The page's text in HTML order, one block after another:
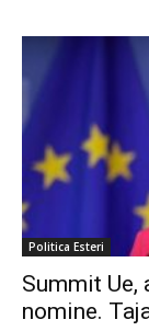
Politica Esteri
Summit Ue,
nomine.